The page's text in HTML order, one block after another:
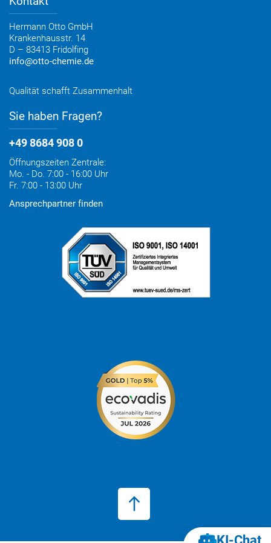
Elektronischer Rechnungsversand
Entsorgung & Verpackungsrücknahme
Hermann Otto GmbH
Krankenhausstr. 14
D – 83413 Fridolfing
info@otto-chemie.de
Qualität schafft Zusammenhalt
Sie haben Fragen?
+49 8684 908 0
Öffnungszeiten Zentrale:
Mo. - Do. 7:00 - 16:00 Uhr
Fr. 7:00 - 13:00 Uhr
Ansprechpartner finden